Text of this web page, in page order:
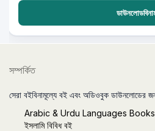
সম্পর্কিত
সেরা বইবিনামূল্যে বই এবং অডিওবুক ডাউনলোডের
Arabic & Urdu Languages Books
ইসলামি বিবিধ বই